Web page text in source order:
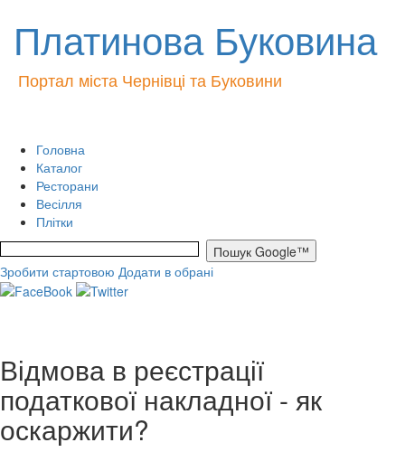
Платинова Буковина
Портал міста Чернівці та Буковини
Головна
Каталог
Ресторани
Весілля
Плітки
Зробити стартовою Додати в обрані
Відмова в реєстрації
податкової накладної - як
оскаржити?